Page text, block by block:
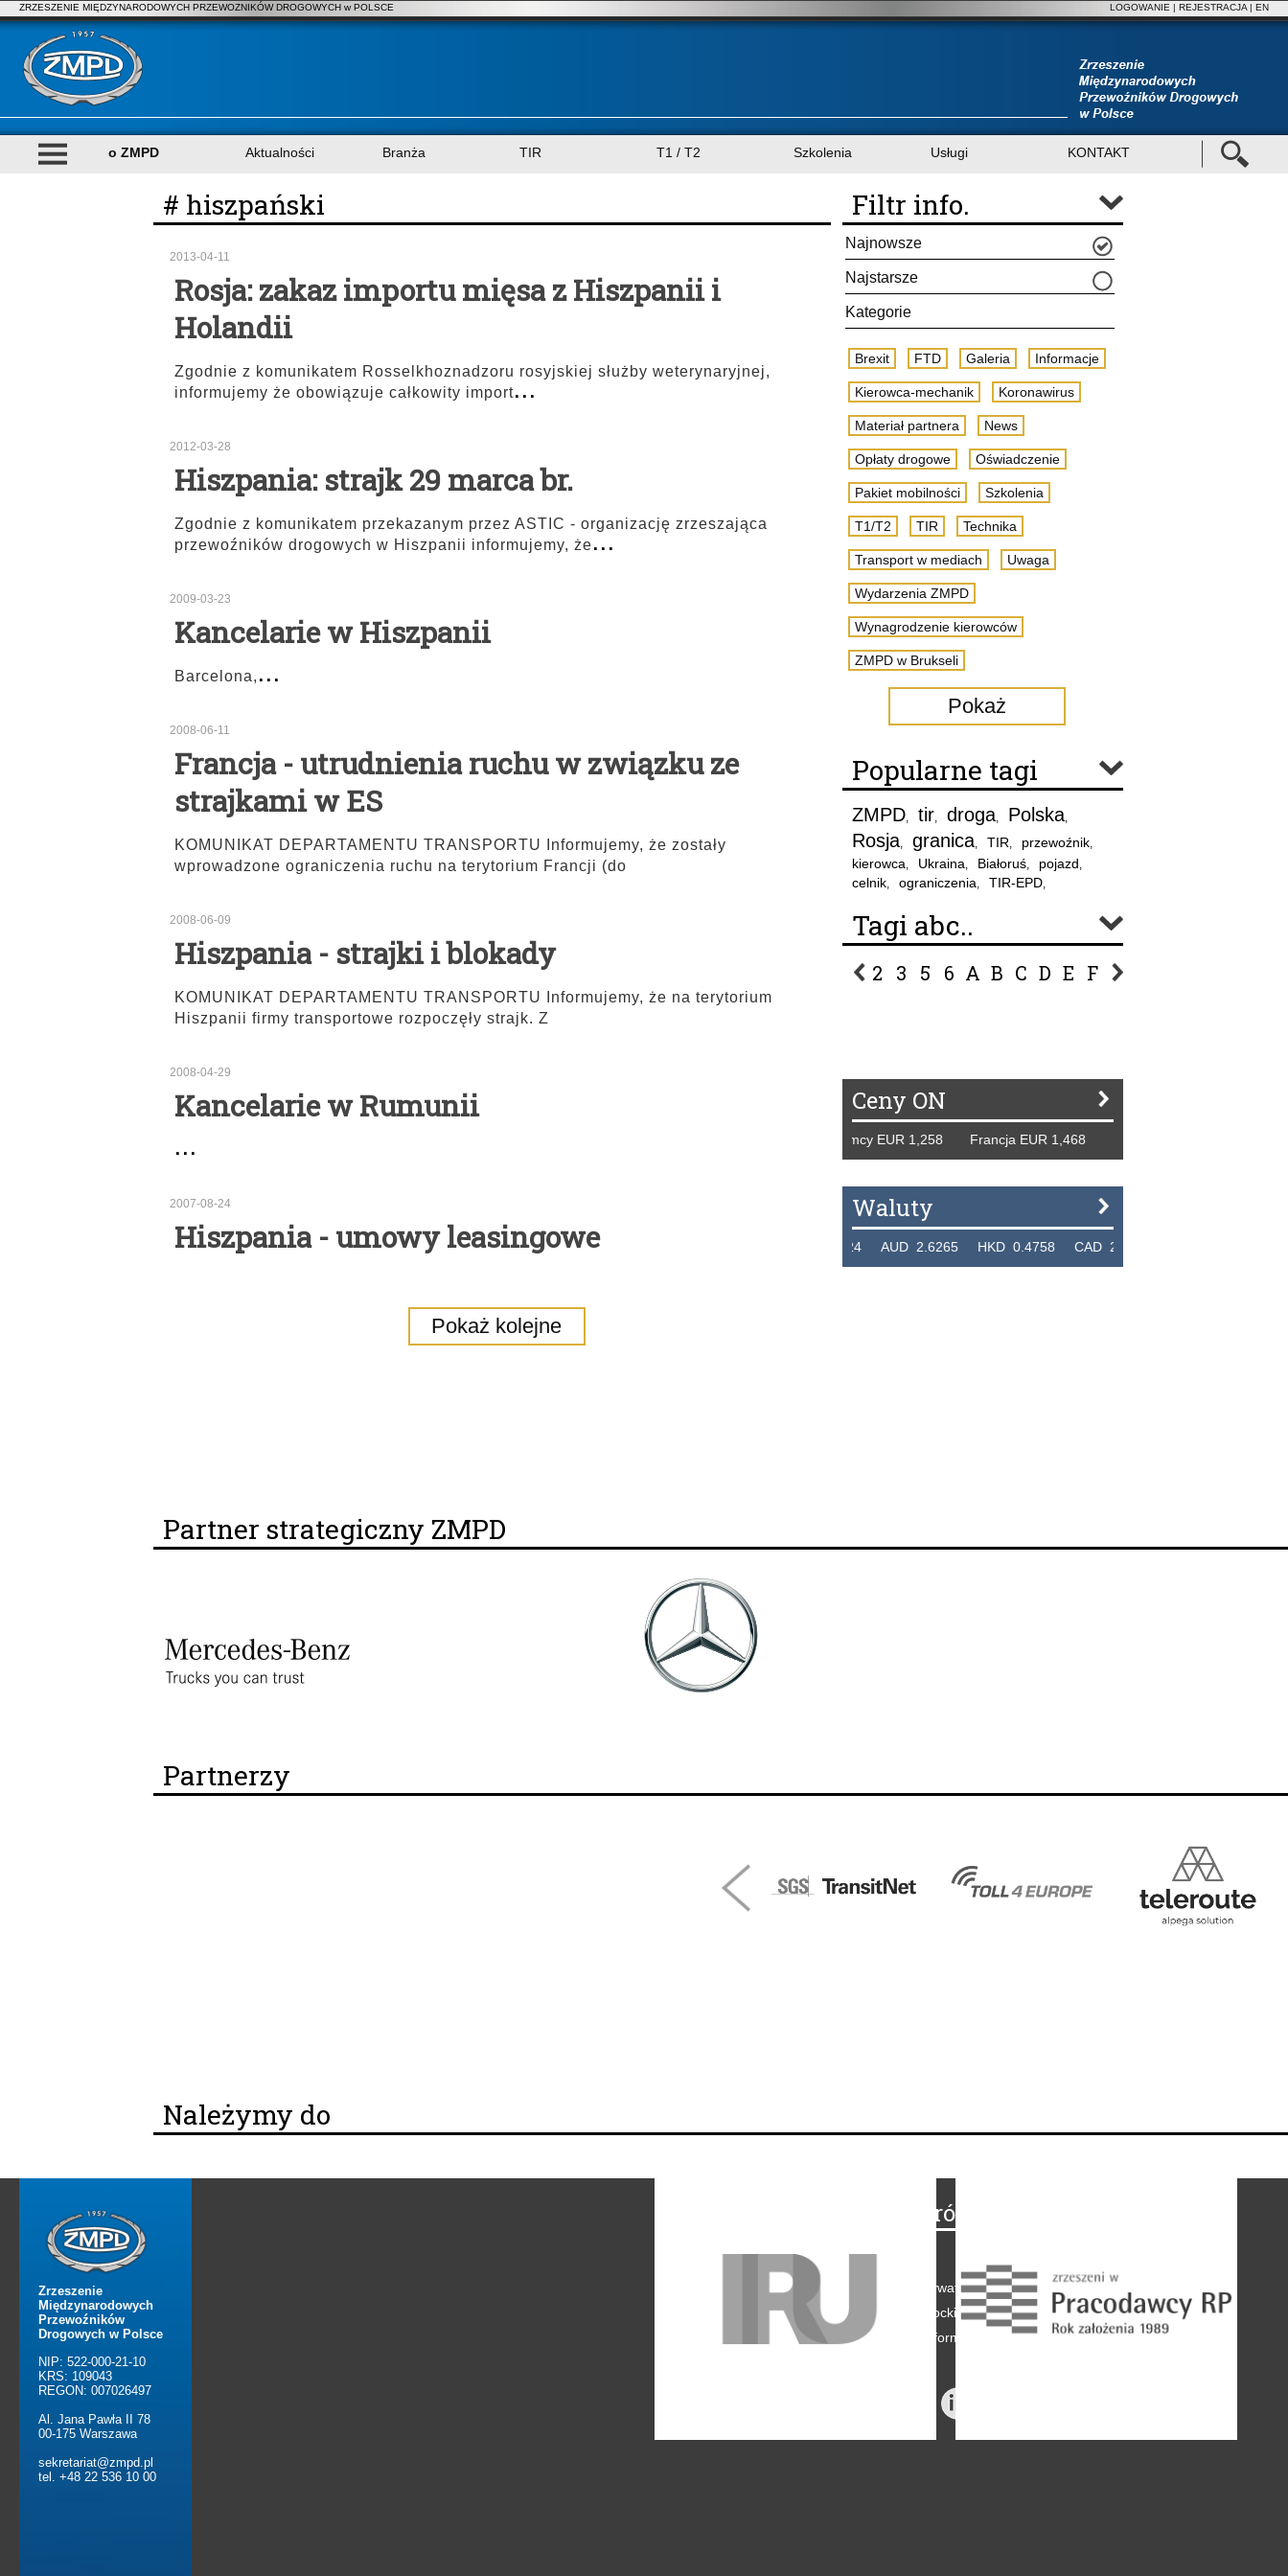
ZRZESZENIE MIĘDZYNARODOWYCH PRZEWOZNIKÓW DROGOWYCH w POLSCE LOGOWANIE | REJESTRACJA | EN
o ZMPD Aktualności Branża TIR T1 / T2 Szkolenia Usługi KONTAKT
# hiszpański
2013-04-11
Rosja: zakaz importu mięsa z Hiszpanii i
Holandii
Zgodnie z komunikatem Rosselkhoznadzoru rosyjskiej służby weterynaryjnej,
informujemy że obowiązuje całkowity import...
2012-03-28
Hiszpania: strajk 29 marca br.
Zgodnie z komunikatem przekazanym przez ASTIC - organizację zrzeszająca
przewoźników drogowych w Hiszpanii informujemy, że...
2009-03-23
Kancelarie w Hiszpanii
Barcelona, ...
2008-06-11
Francja - utrudnienia ruchu w związku ze
strajkami w ES
KOMUNIKAT DEPARTAMENTU TRANSPORTU Informujemy, że zostały
wprowadzone ograniczenia ruchu na terytorium Francji (do
2008-06-09
Hiszpania - strajki i blokady
KOMUNIKAT DEPARTAMENTU TRANSPORTU Informujemy, że na terytorium
Hiszpanii firmy transportowe rozpoczęły strajk. Z
2008-04-29
Kancelarie w Rumunii
...
2007-08-24
Hiszpania - umowy leasingowe
Pokaż kolejne
Filtr info.
Najnowsze
Najstarsze
Kategorie
Brexit FTD Galeria Informacje
Kierowca-mechanik Koronawirus
Materiał partnera News
Opłaty drogowe Oświadczenie
Pakiet mobilności Szkolenia
T1/T2 TIR Technika
Transport w mediach Uwaga
Wydarzenia ZMPD
Wynagrodzenie kierowców
ZMPD w Brukseli
Pokaż
Popularne tagi
ZMPD, tir, droga, Polska,
Rosja, granica, TIR, przewoźnik,
kierowca, Ukraina, Białoruś, pojazd,
celnik, ograniczenia, TIR-EPD,
Tagi abc..
2 3 5 6 A B C D E F G
Ceny ON
Tydzień 42/2019 r. Niemcy EUR 1,258 Francja EUR 1,468 Hiszpania EUR 1,229 WB
Waluty
THB 0.1129 USD 3.7324 AUD 2.6265 HKD 0.4758 CAD 2.6618 NZD 2.1914
Partner strategiczny ZMPD
Partnerzy
Należymy do
Zrzeszenie
Międzynarodowych
Przewoźników
Drogowych w Polsce
NIP: 522-000-21-10
KRS: 109043
REGON: 007026497
Al. Jana Pawła II 78
00-175 Warszawa
sekretariat@zmpd.pl
tel. +48 22 536 10 00
Na skróty
Polityka prywatności
Polityka coockies
-Klauzule informacyjne